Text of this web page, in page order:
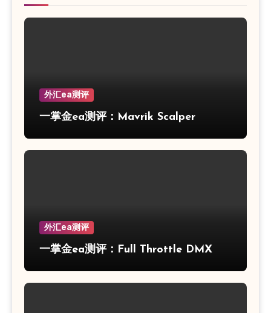
外汇ea测评
一掌金ea测评：Mavrik Scalper
外汇ea测评
一掌金ea测评：Full Throttle DMX